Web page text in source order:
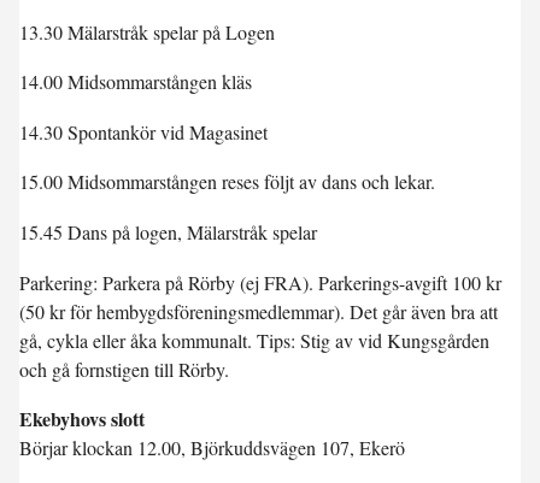
13.30 Mälarstråk spelar på Logen
14.00 Midsommarstången kläs
14.30 Spontankör vid Magasinet
15.00 Midsommarstången reses följt av dans och lekar.
15.45 Dans på logen, Mälarstråk spelar
Parkering: Parkera på Rörby (ej FRA). Parkerings-avgift 100 kr
(50 kr för hembygdsföreningsmedlemmar). Det går även bra att
gå, cykla eller åka kommunalt. Tips: Stig av vid Kungsgården
och gå fornstigen till Rörby.
Ekebyhovs slott
Börjar klockan 12.00, Björkuddsvägen 107, Ekerö